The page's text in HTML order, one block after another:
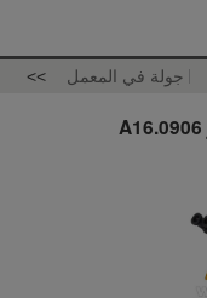
جولة في المعمل >>